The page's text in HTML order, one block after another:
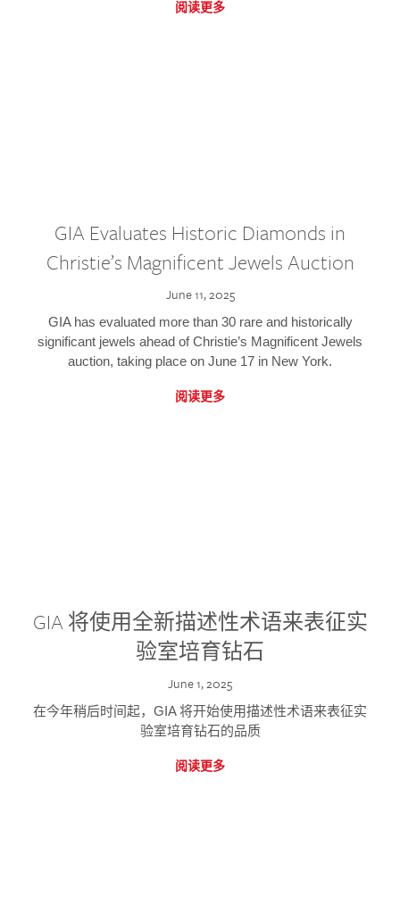
阅读更多
GIA Evaluates Historic Diamonds in
Christie’s Magnificent Jewels Auction
June 11, 2025
GIA has evaluated more than 30 rare and historically
significant jewels ahead of Christie’s Magnificent Jewels
auction, taking place on June 17 in New York.
阅读更多
GIA 将使用全新描述性术语来表征实
验室培育钻石
June 1, 2025
在今年稍后时间起，GIA 将开始使用描述性术语来表征实
验室培育钻石的品质
阅读更多